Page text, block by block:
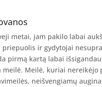
metai, jam pakilo labai
ir gydytojai
pirmą kartą labai
meilė. Meilė, kuriai
neišvengiamų